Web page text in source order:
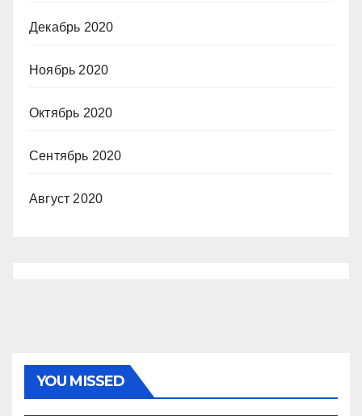
Декабрь 2020
Ноябрь 2020
Октябрь 2020
Сентябрь 2020
Август 2020
YOU MISSED